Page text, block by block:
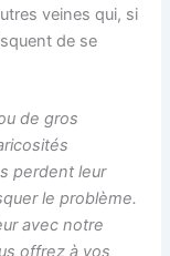
veines qui, si
de se
de gros
perdent leur
le problème.
avec notre
offrez à vos